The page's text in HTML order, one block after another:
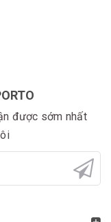
được sớm nhất